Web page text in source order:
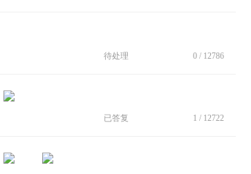
待处理 0 / 12786
已答复 1 / 12722